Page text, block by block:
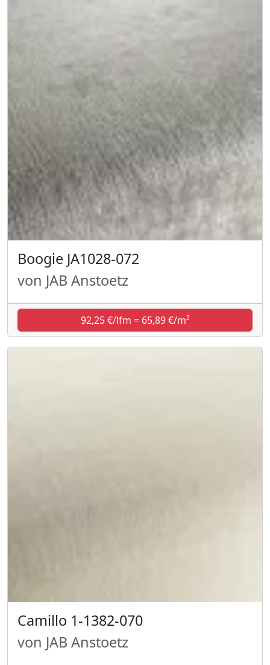
Boogie JA1028-072
von JAB Anstoetz
92,25 €/lfm = 65,89 €/m²
Camillo 1-1382-070
von JAB Anstoetz